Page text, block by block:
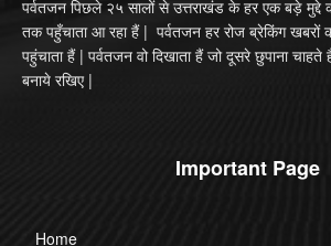
पर्वतजन पिछले २५ सालों से उत्तराखंड के हर एक बड़े
तक पहुँचाता आ रहा हैं | पर्वतजन हर रोज ब्रेकिंग
पहुंचाता हैं | पर्वतजन वो दिखाता हैं जो दूसरे छुपाना
बनाये रखिए |
Important Page
Home